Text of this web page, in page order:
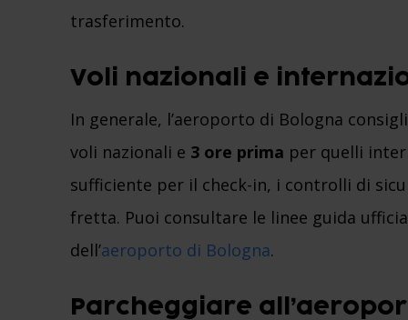
trasferimento.
Voli nazionali e
In generale, l’aeroporto di Bologna
voli nazionali e 3 ore prima per quelli
sufficiente per il check-in, i controlli di
fretta. Puoi consultare le linee guida
dell’aeroporto di Bologna.
Parcheggiare